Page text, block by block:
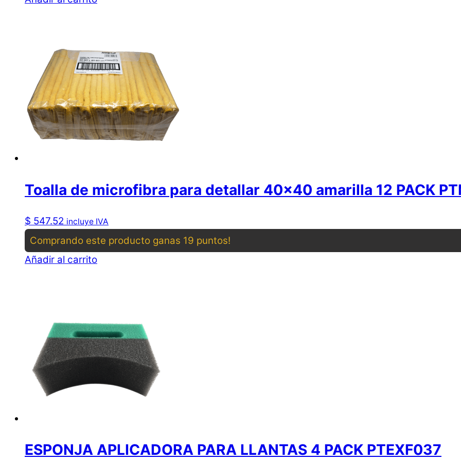
Toalla de microfibra para detallar 40×40 amarilla 12 PACK
$ 547.52 incluye IVA
Comprando este producto ganas 19 puntos!
Añadir al carrito
ESPONJA APLICADORA PARA LLANTAS 4 PACK PTEXF037